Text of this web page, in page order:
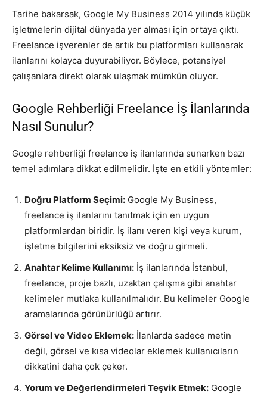
Tarihe bakarsak, Google My Business 2014 yılında küçük
işletmelerin dijital dünyada yer alması için ortaya çıktı.
Freelance işverenler de artık bu platformları kullanarak
ilanlarını kolayca duyurabiliyor. Böylece, potansiyel
çalışanlara direkt olarak ulaşmak mümkün oluyor.
Google Rehberliği Freelance İş İlanlarında
Nasıl Sunulur?
Google rehberliği freelance iş ilanlarında sunarken bazı
temel adımlara dikkat edilmelidir. İşte en etkili yöntemler:
Doğru Platform Seçimi: Google My Business,
freelance iş ilanlarını tanıtmak için en uygun
platformlardan biridir. İş ilanı veren kişi veya kurum,
işletme bilgilerini eksiksiz ve doğru girmeli.
Anahtar Kelime Kullanımı: İş ilanlarında İstanbul,
freelance, proje bazlı, uzaktan çalışma gibi anahtar
kelimeler mutlaka kullanılmalıdır. Bu kelimeler Google
aramalarında görünürlüğü artırır.
Görsel ve Video Eklemek: İlanlarda sadece metin
değil, görsel ve kısa videolar eklemek kullanıcıların
dikkatini daha çok çeker.
Yorum ve Değerlendirmeleri Teşvik Etmek: Google